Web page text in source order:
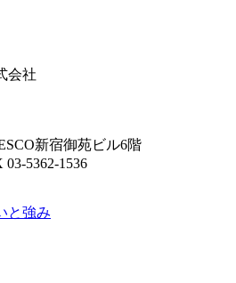
新宿御苑ビル6階
03-5362-1536
と強み